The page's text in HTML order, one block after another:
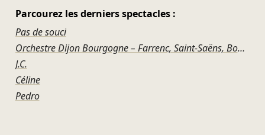
Parcourez les derniers spectacles :
Pas de souci
Orchestre Dijon Bourgogne – Farrenc, Saint-Saëns, Bonis, Offenbach
J.C.
Céline
Pedro